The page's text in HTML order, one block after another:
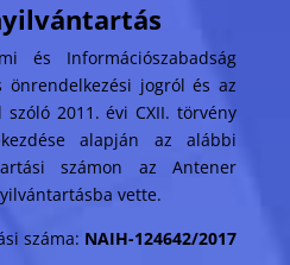
és Információszabadság
önrendelkezési jogról és az
2011. évi CXII. törvény
alapján az alábbi
számon az Antener
vette.
száma: NAIH-124642/2017